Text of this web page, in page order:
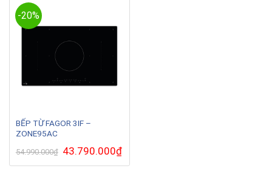
-20%
BẾP TỪ FAGOR 3IF –
ZONE95AC
54.990.000₫ Giá
gốc
là:
43.790.000₫Giá
hiện
tại